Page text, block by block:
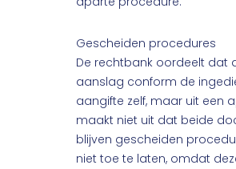
Gescheiden procedures
De rechtbank oordeelt dat
aanslag conform de
aangifte zelf, maar uit een
maakt niet uit dat beide
blijven gescheiden
niet toe te laten, omdat